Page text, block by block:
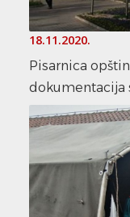
18.11.2020.
Pisarnica
dokumentacija